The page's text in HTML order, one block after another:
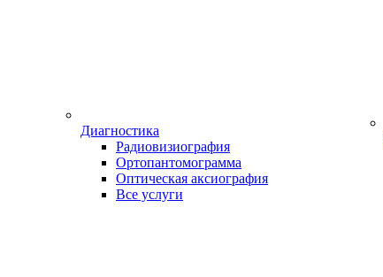
Диагностика
Радиовизиография
Ортопантомограмма
Оптическая аксиография
Все услуги